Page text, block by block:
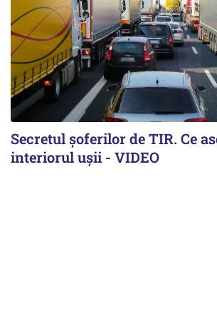
Secretul șoferilor de TIR. Ce
interiorul ușii - VIDEO